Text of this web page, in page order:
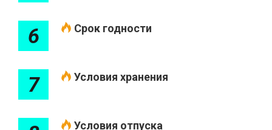
6 Срок годности
7 Условия хранения
Условия отпуска